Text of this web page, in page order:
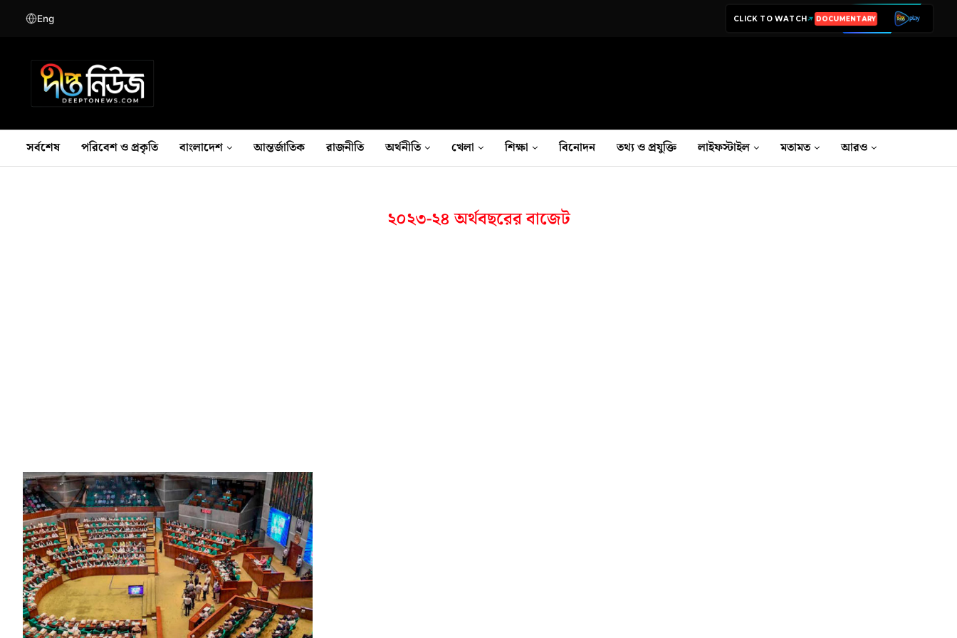
Eng CLICK TO WATCH LIVE TV
সর্বশেষ পরিবেশ ও প্রকৃতি বাংলাদেশ আন্তর্জাতিক রাজনীতি অর্থনীতি খেলা শিক্ষা বিনোদন তথ‍্য ও প্রযুক্তি লাইফস্টাইল মতামত আরও
২০২৩-২৪ অর্থবছরের বাজেট